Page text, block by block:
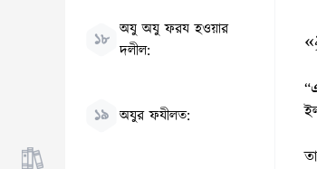
দ্বারা অপবিত্রতা দূর করা।
ইস্তিঞ্জাকে আবার ইস্তিঞ্জা
ব্যবহারের নিয়মাবলী:
১৮
অযু অযু ফরয হওয়ার
দলীল:
১৯ অযুর ফযীলত: